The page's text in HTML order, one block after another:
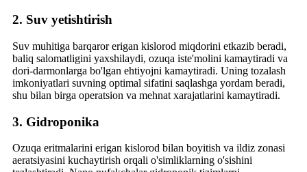
2. Suv yetishtirish
Suv muhitiga barqaror erigan kislorod miqdorini etkazib beradi,
baliq salomatligini yaxshilaydi, ozuqa iste'molini kamaytiradi va
dori-darmonlarga bo'lgan ehtiyojni kamaytiradi. Uning tozalash
imkoniyatlari suvning optimal sifatini saqlashga yordam beradi,
shu bilan birga operatsion va mehnat xarajatlarini kamaytiradi.
3. Gidroponika
Ozuqa eritmalarini erigan kislorod bilan boyitish va ildiz zonasi
aeratsiyasini kuchaytirish orqali o'simliklarning o'sishini